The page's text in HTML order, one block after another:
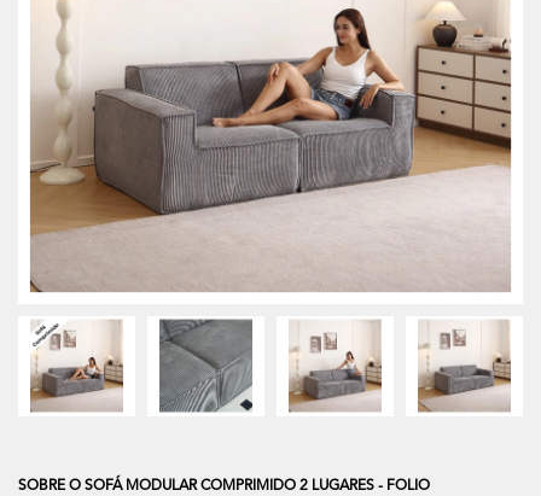
SOBRE O SOFÁ MODULAR COMPRIMIDO 2 LUGARES - FOLIO